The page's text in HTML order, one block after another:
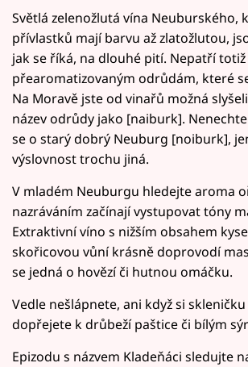
Světlá zelenožlutá vína Neuburského,
přívlastků mají barvu až zlatožlutou,
jak se říká, na dlouhé pití. Nepatří totiž
přearomatizovaným odrůdám, které
Na Moravě jste od vinařů možná
název odrůdy jako [naiburk].
se o starý dobrý Neuburg [noiburk],
výslovnost trochu jiná.
V mladém Neuburgu hledejte aroma
nazráváním začínají vystupovat tóny
Extraktivní víno s nižším obsahem
skořicovou vůní krásně doprovodí
se jedná o hovězí či hutnou omáčku.
Vedle nešlápnete, ani když si
dopřejete k drůbeží paštice či bílým
Epizodu s názvem Kladeňáci sledujte